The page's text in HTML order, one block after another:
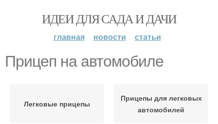
ИДЕИ ДЛЯ САДА И ДАЧИ
главная новости статьи
Прицеп на автомобиле
Легковые прицепы
Прицепы для легковых
автомобилей